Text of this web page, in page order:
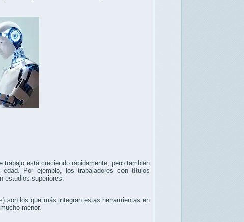
está creciendo rápidamente, pero también
Por ejemplo, los trabajadores con títulos
estudios superiores.
son los que más integran estas herramientas en
menor.